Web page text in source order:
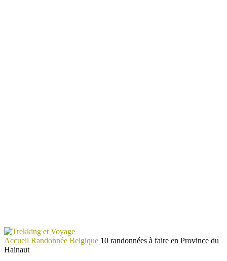
Accueil Randonnée Belgique 10 randonnées à faire en Province du
Hainaut